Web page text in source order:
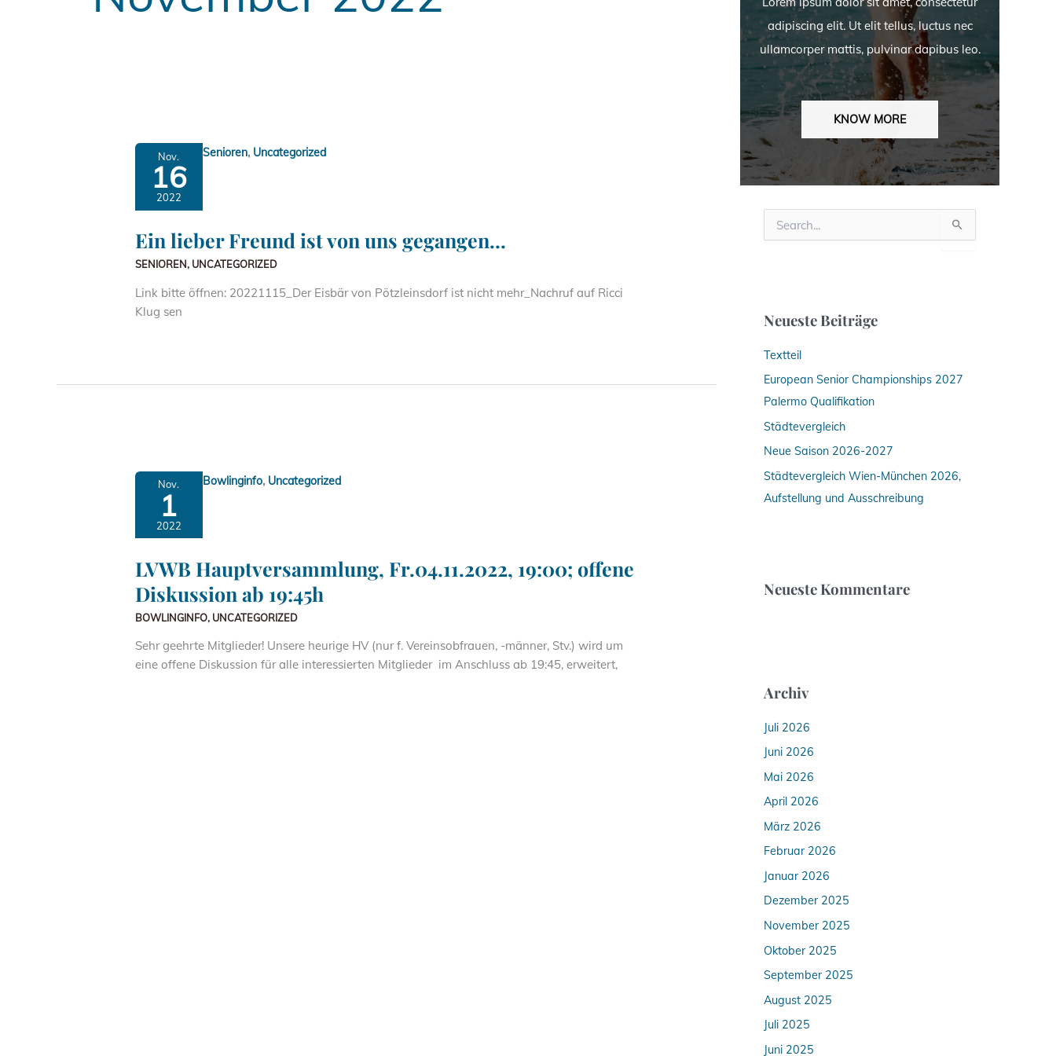
Nov.
16
2022
Senioren, Uncategorized
Ein lieber Freund ist von uns gegangen…
SENIOREN, UNCATEGORIZED
Link bitte öffnen: 20221115_Der Eisbär von Pötzleinsdorf ist nicht mehr_Nachruf auf Ricci
Klug sen
Nov.
1
2022
Bowlinginfo, Uncategorized
LVWB Hauptversammlung, Fr.04.11.2022, 19:00; offene
Diskussion ab 19:45h
BOWLINGINFO, UNCATEGORIZED
Sehr geehrte Mitglieder! Unsere heurige HV (nur f. Vereinsobfrauen, -männer, Stv.) wird um
eine offene Diskussion für alle interessierten Mitglieder im Anschluss ab 19:45, erweitert,
adipiscing elit. Ut elit tellus, luctus nec
ullamcorper mattis, pulvinar dapibus leo.
KNOW MORE
a
h
:
Neueste Beiträge
Textteil
European Senior Championships 2027
Palermo Qualifikation
Städtevergleich
Neue Saison 2026-2027
Städtevergleich Wien-München 2026,
Aufstellung und Ausschreibung
Neueste Kommentare
Archiv
Juli 2026
Juni 2026
Mai 2026
April 2026
März 2026
Februar 2026
Januar 2026
Dezember 2025
November 2025
Oktober 2025
September 2025
August 2025
Juli 2025
Juni 2025